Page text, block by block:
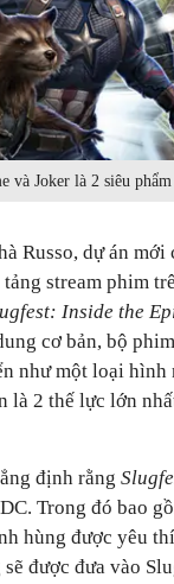
và Joker là 2 siêu
Russo, dự án mới
stream phim
Inside the
cơ bản, bộ
như một loại
là 2 thế lực lớn
định rằng
Trong đó bao
hùng được yêu
được đưa vào